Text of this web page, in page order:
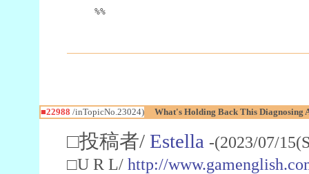
%%
■22988 /inTopicNo.23024) What's Holding Back This Diagnosing
□投稿者/ Estella -(2023/07/
□U R L/ http://